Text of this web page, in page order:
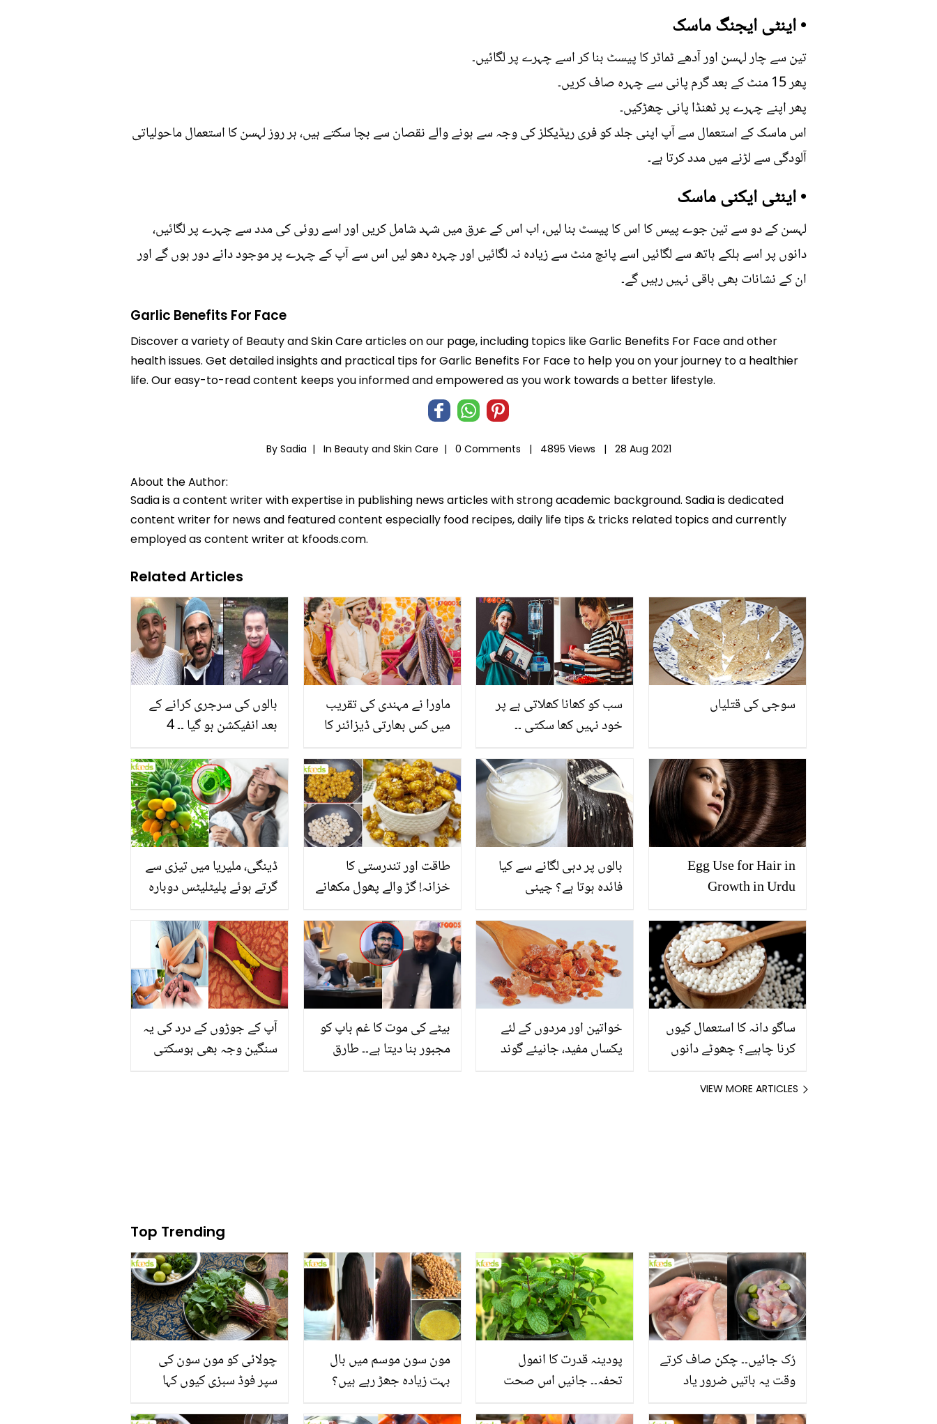
• اینٹی ایجنگ ماسک
تین سے چار لہسن اور آدھے ٹماٹر کا پیسٹ بنا کر اسے چہرے پر لگائیں۔
پھر 15 منٹ کے بعد گرم پانی سے چہرہ صاف کریں۔
پھر اپنے چہرے پر ٹھنڈا پانی چھڑکیں۔
اس ماسک کے استعمال سے آپ اپنی جلد کو فری ریڈیکلز کی وجہ سے ہونے والے نقصان سے بچا سکتے ہیں، ہر روز لہسن کا استعمال ماحولیاتی
آلودگی سے لڑنے میں مدد کرتا ہے۔
• اینٹی ایکنی ماسک
لہسن کے دو سے تین جوے پیس کا اس کا پیسٹ بنا لیں، اب اس کے عرق میں شہد شامل کریں اور اسے روئی کی مدد سے چہرے پر لگائیں،
دانوں پر اسے ہلکے ہاتھ سے لگائیں اسے پانچ منٹ سے زیادہ نہ لگائیں اور چہرہ دھو لیں اس سے آپ کے چہرے پر موجود دانے دور ہوں گے اور
ان کے نشانات بھی باقی نہیں رہیں گے۔
Garlic Benefits For Face
Discover a variety of Beauty and Skin Care articles on our page, including topics like Garlic Benefits For Face and other
health issues. Get detailed insights and practical tips for Garlic Benefits For Face to help you on your journey to a healthier
life. Our easy-to-read content keeps you informed and empowered as you work towards a better lifestyle.
By Sadia | In Beauty and Skin Care | 0 Comments | 4895 Views | 28 Aug 2021
About the Author:
Sadia is a content writer with expertise in publishing news articles with strong academic background. Sadia is dedicated
content writer for news and featured content especially food recipes, daily life tips & tricks related topics and currently
employed as content writer at kfoods.com.
Related Articles
بالوں کی سرجری کرانے کے
بعد انفیکشن ہو گیا ۔۔ 4
بالوں کے علاج کے بعد خود
کو بدل لیا
ماورا نے مہندی کی تقریب
میں کس بھارتی ڈیزائنر کا
تصویریں سوشل میڈیا پر
چھا گئیں
سب کو کھانا کھلاتی ہے پر
خود نہیں کھا سکتی ۔۔
سی انوکھی بیماری میں
مبتلا ہے؟ جان کر آپ اپنی
صحت پر شکر ادا کریں گے
سوجی کی قتلیاں
ڈینگی، ملیریا میں تیزی سے
گرتے ہوئے پلیٹلیٹس دوبارہ
پپیتے کے پتوں سے علاج کا
آسان طریقہ
طاقت اور تندرستی کا
خزانہ! گڑ والے پھول مکھانے
میں مزیدار بھی اور سردی
کا علاج بھی
بالوں پر دہی لگانے سے کیا
فائدہ ہوتا ہے؟ چینی
حیران کن انکشاف کردیا
Egg Use for Hair in
Growth in Urdu
آپ کے جوڑوں کے درد کی یہ
سنگین وجہ بھی ہوسکتی
بیٹے کی موت کا غم باپ کو
مجبور بنا دیتا ہے۔۔ طارق
خواتین اور مردوں کے لئے
یکساں مفید، جانیئے گوند
ساگو دانہ کا استعمال کیوں
کرنا چاہیے؟ چھوٹے دانوں
بھرپور فائدہ اٹھائیں
VIEW MORE ARTICLES
Top Trending
چولائی کو مون سون کی
سپر فوڈ سبزی کیوں کہا
مون سون موسم میں بال
بہت زیادہ جھڑ رہے ہیں؟
پودینہ قدرت کا انمول
تحفہ۔۔ جانیں اس صحت
رُک جائیں۔۔ چکن صاف کرتے
وقت یہ باتیں ضرور یاد